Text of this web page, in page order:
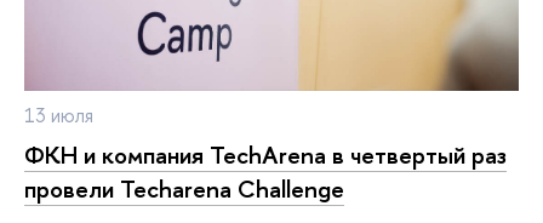
13 июля
ФКН и компания TechArena в четвертый раз
провели Techarena Challenge